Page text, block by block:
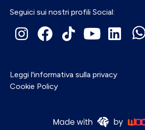
Seguici sui nostri profili Social:
Leggi l'informativa sulla privacy
Cookie Policy